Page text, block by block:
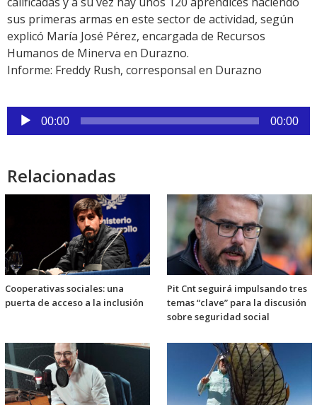
sus primeras armas en este sector de actividad, según
explicó María José Pérez, encargada de Recursos
Humanos de Minerva en Durazno.
Informe: Freddy Rush, corresponsal en Durazno
Reproductor
de
00:00 00:00
Relacionadas
Cooperativas sociales: una
puerta de acceso a la inclusión
Pit Cnt seguirá impulsando tres
temas “clave” para la discusión
sobre seguridad social